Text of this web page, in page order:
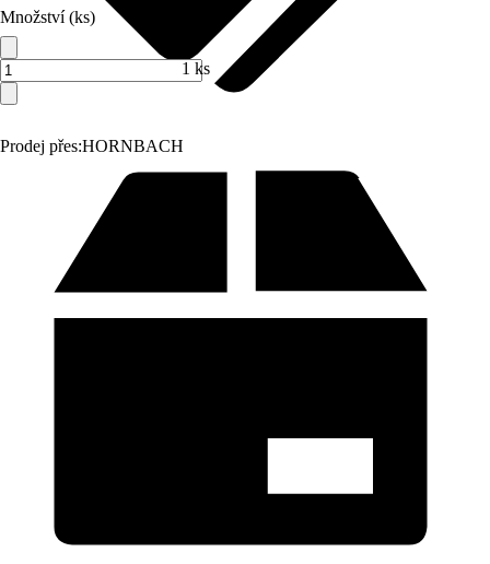
Prodej přes:HORNBACH
Množství (ks)
1 ks